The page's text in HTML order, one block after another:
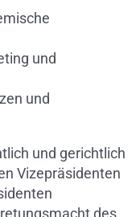
und
und
und gerichtlich
Vizepräsidenten